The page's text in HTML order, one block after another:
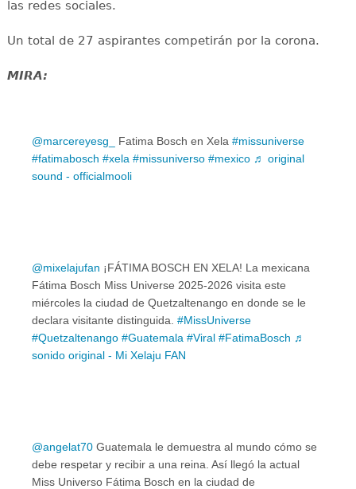
las redes sociales.
Un total de 27 aspirantes competirán por la corona.
MIRA:
@marcereyesg_ Fatima Bosch en Xela #missuniverse
#fatimabosch #xela #missuniverso #mexico ♬ original
sound - officialmooli
@mixelajufan ¡FÁTIMA BOSCH EN XELA! La mexicana
Fátima Bosch Miss Universe 2025-2026 visita este
miércoles la ciudad de Quetzaltenango en donde se le
declara visitante distinguida. #MissUniverse
#Quetzaltenango #Guatemala #Viral #FatimaBosch ♬
sonido original - Mi Xelaju FAN
@angelat70 Guatemala le demuestra al mundo cómo se
debe respetar y recibir a una reina. Así llegó la actual
Miss Universo Fátima Bosch en la ciudad de